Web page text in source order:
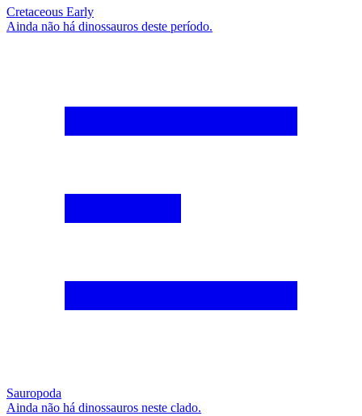
Cretaceous Early
Ainda não há dinossauros deste período.
Sauropoda
Ainda não há dinossauros neste clado.